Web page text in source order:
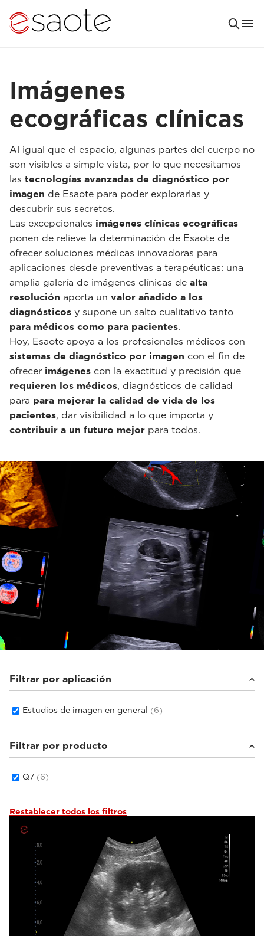
Imágenes
ecográficas clínicas
Al igual que el espacio, algunas partes del cuerpo no
son visibles a simple vista, por lo que necesitamos
las tecnologías avanzadas de diagnóstico por
imagen de Esaote para poder explorarlas y
descubrir sus secretos.
Las excepcionales imágenes clínicas ecográficas
ponen de relieve la determinación de Esaote de
ofrecer soluciones médicas innovadoras para
aplicaciones desde preventivas a terapéuticas: una
amplia galería de imágenes clínicas de alta
resolución aporta un valor añadido a los
diagnósticos y supone un salto cualitativo tanto
para médicos como para pacientes.
Hoy, Esaote apoya a los profesionales médicos con
sistemas de diagnóstico por imagen con el fin de
ofrecer imágenes con la exactitud y precisión que
requieren los médicos, diagnósticos de calidad
para para mejorar la calidad de vida de los
pacientes, dar visibilidad a lo que importa y
contribuir a un futuro mejor para todos.
Filtrar por aplicación
Estudios de imagen en general (6)
Filtrar por producto
Q7 (6)
Restablecer todos los filtros